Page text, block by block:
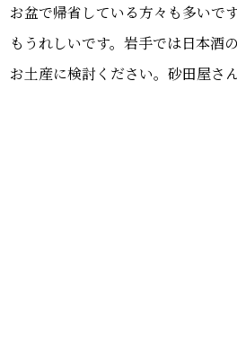
お盆で帰省している方々も多いで
もうれしいです。岩手では日本酒
お土産に検討ください。砂田屋さ